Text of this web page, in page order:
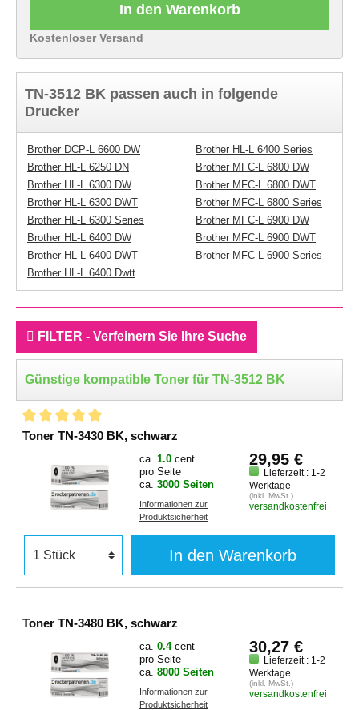
In den Warenkorb
Kostenloser Versand
TN-3512 BK passen auch in folgende
Drucker
Brother DCP-L 6600 DW
Brother HL-L 6250 DN
Brother HL-L 6300 DW
Brother HL-L 6300 DWT
Brother HL-L 6300 Series
Brother HL-L 6400 DW
Brother HL-L 6400 DWT
Brother HL-L 6400 Dwtt
Brother HL-L 6400 Series
Brother MFC-L 6800 DW
Brother MFC-L 6800 DWT
Brother MFC-L 6800 Series
Brother MFC-L 6900 DW
Brother MFC-L 6900 DWT
Brother MFC-L 6900 Series
FILTER - Verfeinern Sie Ihre Suche
Günstige kompatible Toner für TN-3512 BK
Toner TN-3430 BK, schwarz
ca. 1.0 cent
pro Seite
ca. 3000 Seiten
Informationen zur
Produktsicherheit
29,95 €
Lieferzeit : 1-2
Werktage
(inkl. MwSt.)
versandkostenfrei
In den Warenkorb
Toner TN-3480 BK, schwarz
ca. 0.4 cent
pro Seite
ca. 8000 Seiten
Informationen zur
Produktsicherheit
30,27 €
Lieferzeit : 1-2
Werktage
(inkl. MwSt.)
versandkostenfrei